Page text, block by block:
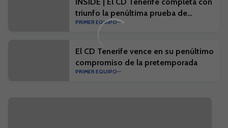
triunfo la penúltima prueba de
pretemporada
PRIMER EQUIPO
El CD Tenerife vence en su penúltimo
compromiso de la pretemporada
PRIMER EQUIPO